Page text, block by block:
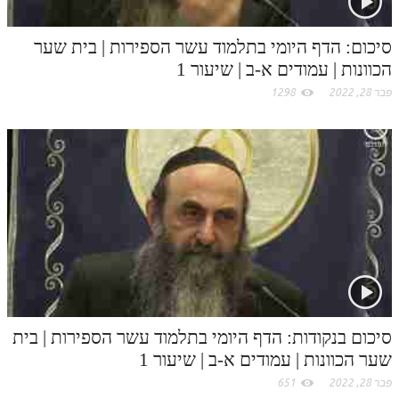
סיכום: הדף היומי בתלמוד עשר הספירות | בית שער
הכוונות | עמודים א-ב | שיעור 1
פבר 28, 2022 1298
סיכום בנקודות: הדף היומי בתלמוד עשר הספירות | בית
שער הכוונות | עמודים א-ב | שיעור 1
פבר 28, 2022 651